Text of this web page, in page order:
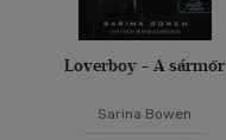
Loverboy - A sármőr
Sarina Bowen